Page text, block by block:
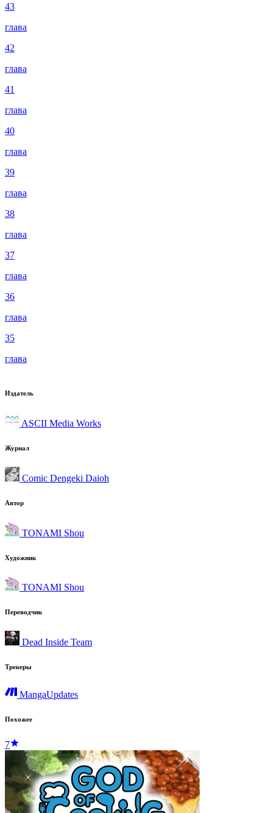
43
глава
42
глава
41
глава
40
глава
39
глава
38
глава
37
глава
36
глава
35
глава
Издатель
ASCII Media Works
Журнал
Comic Dengeki Daioh
Автор
TONAMI Shou
Художник
TONAMI Shou
Переводчик
Dead Inside Team
Трекеры
MangaUpdates
Похожее
7